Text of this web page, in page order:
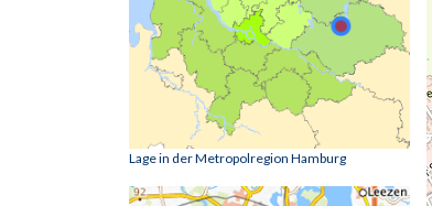
Lage in der Metropolregion Hamburg